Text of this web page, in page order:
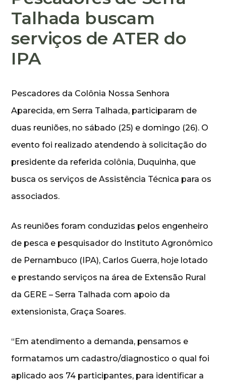
Talhada buscam
serviços de ATER do
IPA
Pescadores da Colônia Nossa Senhora
Aparecida, em Serra Talhada, participaram de
duas reuniões, no sábado (25) e domingo (26). O
evento foi realizado atendendo à solicitação do
presidente da referida colônia, Duquinha, que
busca os serviços de Assistência Técnica para os
associados.
As reuniões foram conduzidas pelos engenheiro
de pesca e pesquisador do Instituto Agronômico
de Pernambuco (IPA), Carlos Guerra, hoje lotado
e prestando serviços na área de Extensão Rural
da GERE – Serra Talhada com apoio da
extensionista, Graça Soares.
“Em atendimento a demanda, pensamos e
formatamos um cadastro/diagnostico o qual foi
aplicado aos 74 participantes, para identificar a